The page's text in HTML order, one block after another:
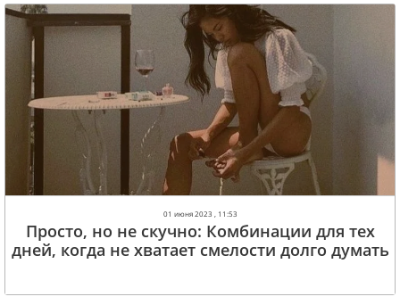
01 июня 2023 , 11:53
Просто, но не скучно: Комбинации для тех
дней, когда не хватает смелости долго думать